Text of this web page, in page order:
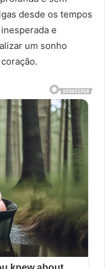
desde os tempos
e
um sonho